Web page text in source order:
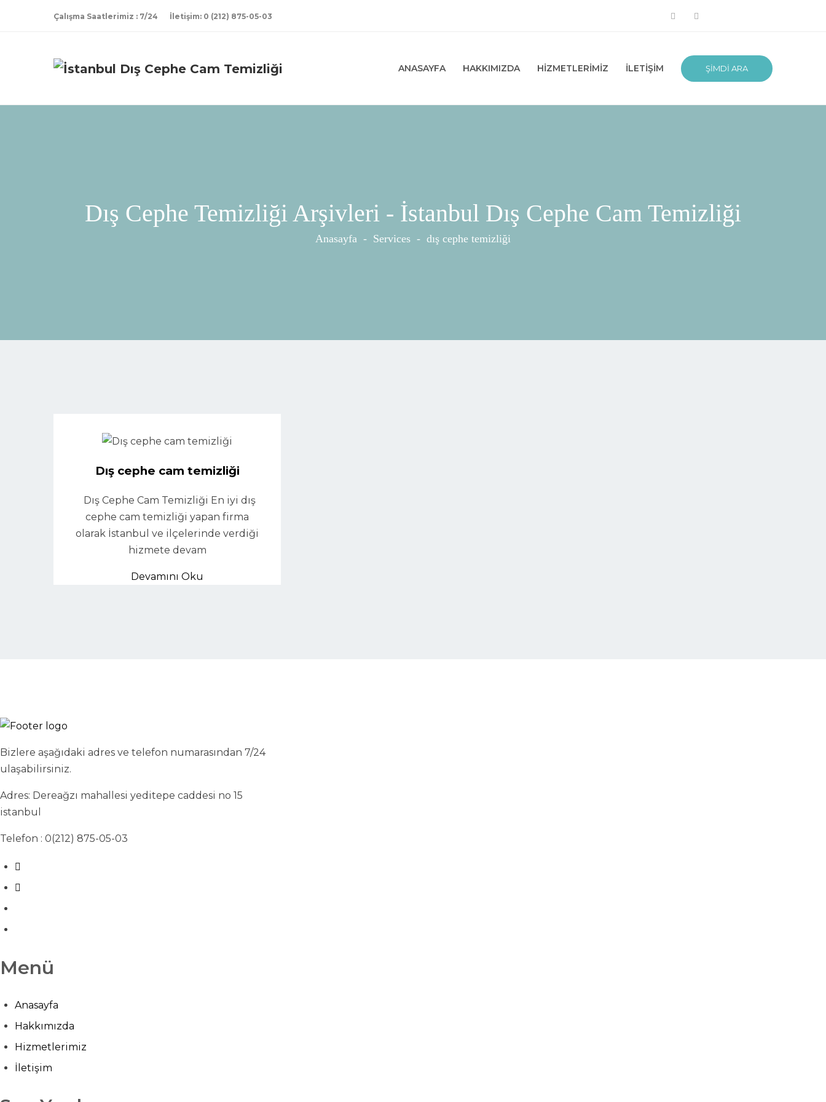
Çalışma Saatlerimiz : 7/24 İletişim: 0 (212) 875-05-03
ANASAYFA HAKKIMIZDA HIZMETLERIMIZ İLETIŞIM ŞIMDI ARA
Dış Cephe Temizliği Arşivleri - İstanbul Dış Cephe Cam Temizliği
Anasayfa - Services - dış cephe temizliği
Dış cephe cam temizliği
Dış Cephe Cam Temizliği En iyi dış
cephe cam temizliği yapan firma
olarak İstanbul ve ilçelerinde verdiği
hizmete devam
Devamını Oku
Bizlere aşağıdaki adres ve telefon numarasından 7/24
ulaşabilirsiniz.
Adres: Dereağzı mahallesi yeditepe caddesi no 15
istanbul
Telefon : 0(212) 875-05-03
Menü
Anasayfa
Hakkımızda
Hizmetlerimiz
İletişim